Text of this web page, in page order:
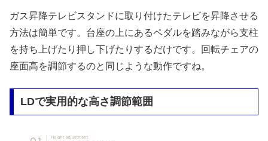
ガス昇降テレビスタンドに取り付けたテレビを昇降させる
方法は簡単です。台座の上にあるペダルを踏みながら支柱
を持ち上げたり押し下げたりするだけです。回転チェアの
座面高を調節するのと同じような動作ですね。
LDで実用的な高さ調節範囲